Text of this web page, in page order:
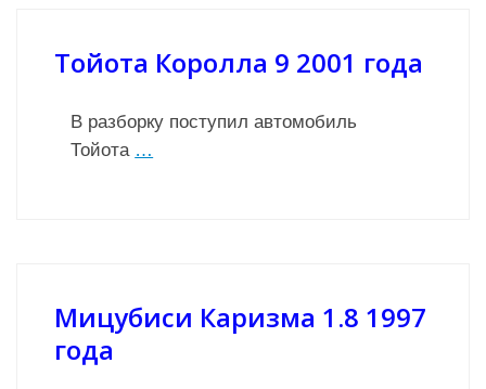
Тойота Королла 9 2001 года
В разборку поступил автомобиль
Тойота …
Мицубиси Каризма 1.8 1997
года